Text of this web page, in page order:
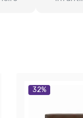
32%